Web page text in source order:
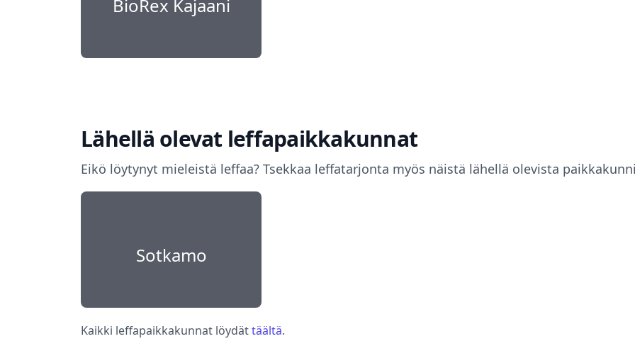
BioRex Kajaani
Lähellä olevat leffapaikkakunnat
Eikö löytynyt mieleistä leffaa? Tsekkaa leffatarjonta myös näistä lähellä olevista
Sotkamo
Kaikki leffapaikkakunnat löydättäältä.